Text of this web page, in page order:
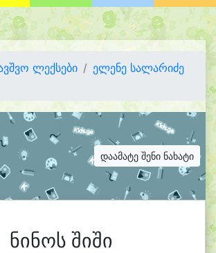
ლექსები
ელენე სალარიძე
დაამატე შენი ნახატი
ნინოს შიში